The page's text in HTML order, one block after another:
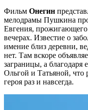
Фильм Онегин
мелодрамы Пушкина
Евгения,
вечерах. Известие о
имение близ деревни,
нет. Там вскоре
заграницы, а благодаря
Ольгой и Татьяной, что
героя раз и навсегда.